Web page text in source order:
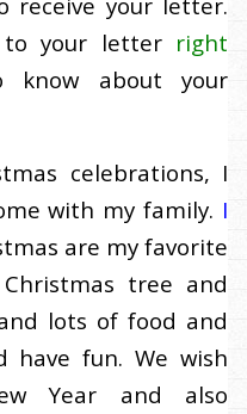
to your letter right
know about your
celebrations, I
with my family. I
are my favorite
tree and
lots of food and
have fun. We wish
Year and also